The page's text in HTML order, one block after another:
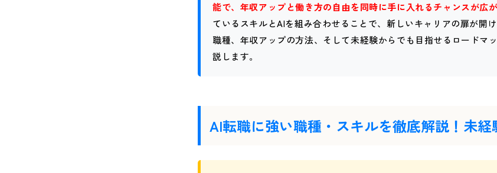
能で、年収アップと働き方の自由を同時に手に入れるチャンスが広が
ているスキルとAIを組み合わせることで、新しいキャリアの扉が開
職種、年収アップの方法、そして未経験からでも目指せるロード
説します。
AI転職に強い職種・スキルを徹底解説！未